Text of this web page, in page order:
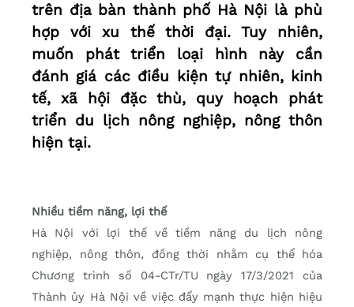
trên địa bàn thành phố Hà Nội là phù
hợp với xu thế thời đại. Tuy nhiên,
muốn phát triển loại hình này cần
đánh giá các điều kiện tự nhiên, kinh
tế, xã hội đặc thù, quy hoạch phát
triển du lịch nông nghiệp, nông thôn
hiện tại.
Nhiều tiềm năng, lợi thế
Hà Nội với lợi thế về tiềm năng du lịch nông
nghiệp, nông thôn, đồng thời nhằm cụ thể hóa
Chương trình số 04-CTr/TU ngày 17/3/2021 của
Thành ủy Hà Nội về việc đẩy mạnh thực hiện hiệu